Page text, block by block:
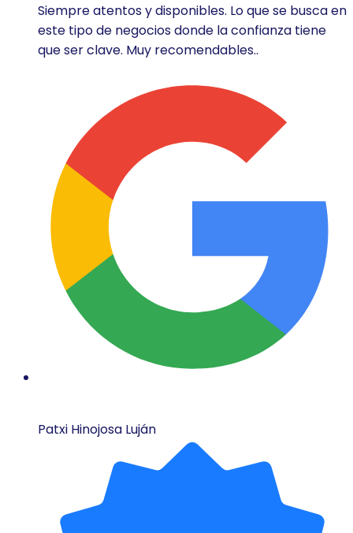
Siempre atentos y disponibles. Lo que se busca en
este tipo de negocios donde la confianza tiene
que ser clave. Muy recomendables..
Patxi Hinojosa Luján